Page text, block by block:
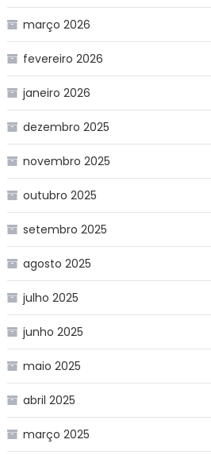
março 2026
fevereiro 2026
janeiro 2026
dezembro 2025
novembro 2025
outubro 2025
setembro 2025
agosto 2025
julho 2025
junho 2025
maio 2025
abril 2025
março 2025